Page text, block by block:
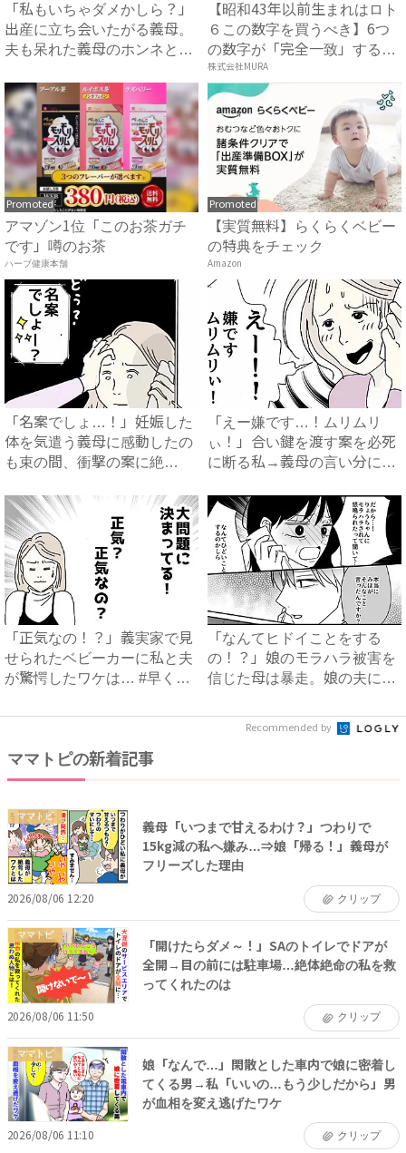
「私もいちゃダメかしら？」
出産に立ち会いたがる義母。
夫も呆れた義母のホンネと
【昭和43年以前生まれはロト
６この数字を買うべき】6つ
の数字が「完全一致」する
方...
株式会社MURA
Promoted
アマゾン1位「このお茶ガチ
です」噂のお茶
ハーブ健康本舗
Promoted
【実質無料】らくらくベビー
の特典をチェック
Amazon
「名案でしょ…！」妊娠した
体を気遣う義母に感動したの
も束の間、衝撃の案に絶
「えー嫌です…！ムリムリ
ぃ！」合い鍵を渡す案を必死
に断る私→義母の言い分にあ
「正気なの！？」義実家で見
せられたベビーカーに私と夫
が驚愕したワケは… #早く
「なんてヒドイことをする
の！？」娘のモラハラ被害を
信じた母は暴走。娘の夫に電
Recommended by
ママトピの新着記事
ママトピ
義母「いつまで甘えるわけ？」つわりで
15kg減の私へ嫌み…⇒娘「帰る！」義母が
フリーズした理由
2026/08/06 12:20 クリップ
ママトピ
「開けたらダメ～！」SAのトイレでドアが
全開→目の前には駐車場…絶体絶命の私を救
ってくれたのは
2026/08/06 11:50 クリップ
ママトピ
娘「なんで…」閑散とした車内で娘に密着し
てくる男→私「いいの…もう少しだから」男
が血相を変え逃げたワケ
2026/08/06 11:10 クリップ